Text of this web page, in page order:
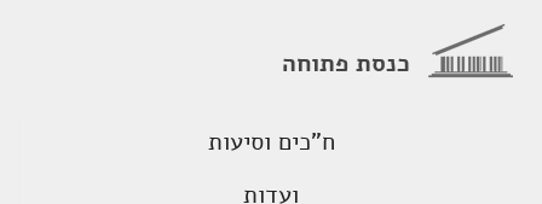
כנסת פתוחה
ח"כים וסיעות
ועדות